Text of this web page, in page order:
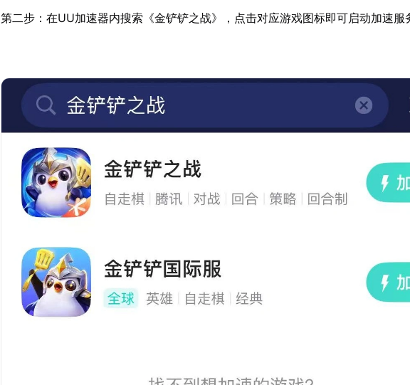
第二步：在UU加速器内搜索《金铲铲之战》，点击对应游戏图标即可启动加速服